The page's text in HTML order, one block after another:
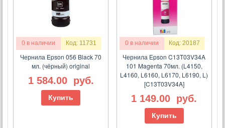
0 в наличии Код: 11731
Чернила Epson 056 Black 70
мл. (чёрный) original
1 584.00 руб.
Купить
0 в наличии Код: 20187
Чернила Epson C13T03V34A
101 Magenta 70мл. (L4150,
L4160, L6160, L6170, L6190, L)
[C13T03V34A]
1 149.00 руб.
Купить